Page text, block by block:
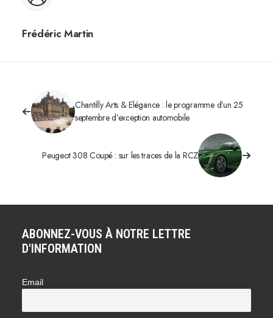
Frédéric Martin
Chantilly Arts & Elégance : le programme d’un 25
septembre d’exception automobile
Peugeot 308 Coupé : sur les traces de la RCZ
ABONNEZ-VOUS À NOTRE LETTRE
D'INFORMATION
Email